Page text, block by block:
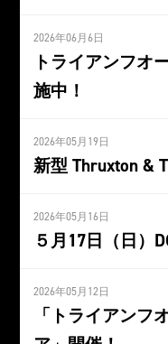
2026年06月6日
トライアンフオ
施中！
2026年05月19日
新型 Thruxton &
2026年05月16日
５月17日（日）
2026年05月12日
「トライアンフ